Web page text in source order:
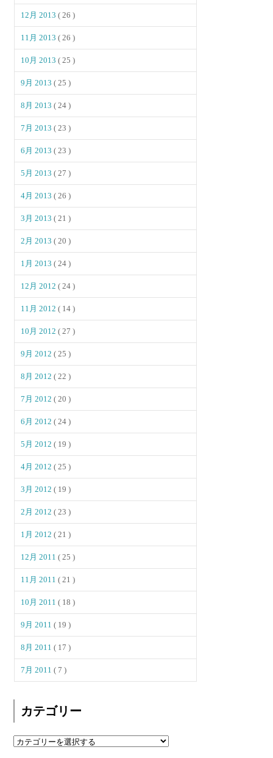
12月 2013( 26 )
11月 2013( 26 )
10月 2013( 25 )
9月 2013( 25 )
8月 2013( 24 )
7月 2013( 23 )
6月 2013( 23 )
5月 2013( 27 )
4月 2013( 26 )
3月 2013( 21 )
2月 2013( 20 )
1月 2013( 24 )
12月 2012( 24 )
11月 2012( 14 )
10月 2012( 27 )
9月 2012( 25 )
8月 2012( 22 )
7月 2012( 20 )
6月 2012( 24 )
5月 2012( 19 )
4月 2012( 25 )
3月 2012( 19 )
2月 2012( 23 )
1月 2012( 21 )
12月 2011( 25 )
11月 2011( 21 )
10月 2011( 18 )
9月 2011( 19 )
8月 2011( 17 )
7月 2011( 7 )
カテゴリー